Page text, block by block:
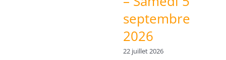
septembre
2026
22 juillet 2026